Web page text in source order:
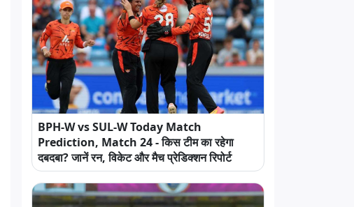
BPH-W vs SUL-W Today Match
Prediction, Match 24 - किस टीम का रहेगा
दबदबा? जानें रन, विकेट और मैच प्रेडिक्शन रिपोर्ट